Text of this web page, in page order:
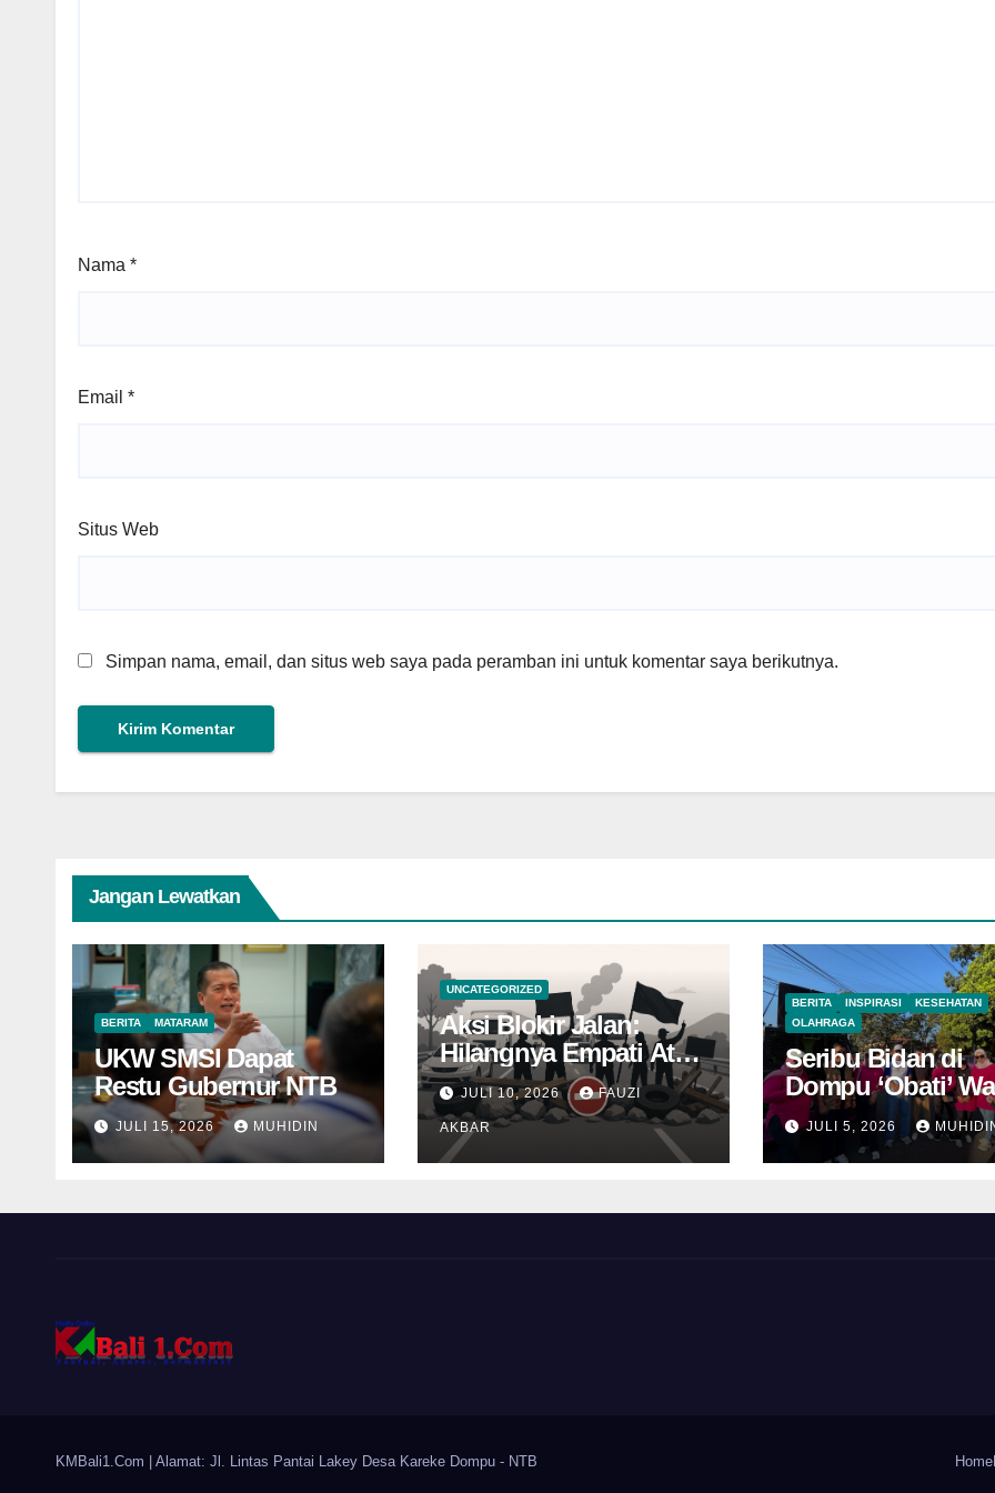
Nama *
Email *
Situs Web
Simpan nama, email, dan situs web saya pada peramban ini untuk komentar saya berikutnya.
Jangan Lewatkan
BERITA MATARAM
UKW SMSI Dapat
Restu Gubernur NTB
JULI 15, 2026 MUHIDIN
UNCATEGORIZED
Aksi Blokir Jalan:
Hilangnya Empati Atas
Nama Perjuangan
JULI 10, 2026 FAUZI
AKBAR
BERITA INSPIRASI
KESEHATAN
OLAHRAGA
Seribu Bidan di
Dompu ‘Obati’
JaoJULI 5, 2026
KMBali1.Com | Alamat: Jl. Lintas Pantai Lakey Desa Kareke Dompu - NTB Home